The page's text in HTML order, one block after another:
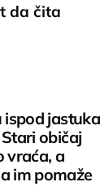
da čita
ispod jastuka
običaj
vraća, a
im pomaže